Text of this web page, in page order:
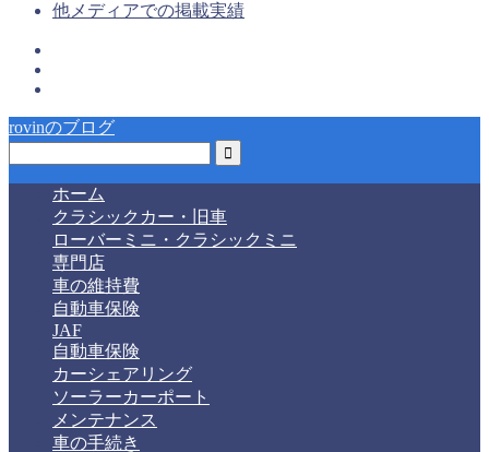
他メディアでの掲載実績
rovinのブログ
ホーム
クラシックカー・旧車
ローバーミニ・クラシックミニ
専門店
車の維持費
自動車保険
JAF
自動車保険
カーシェアリング
ソーラーカーポート
メンテナンス
車の手続き